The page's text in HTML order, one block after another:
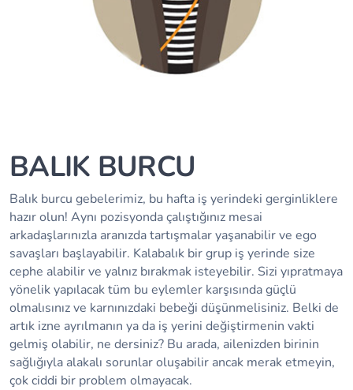
BALIK BURCU
Balık burcu gebelerimiz, bu hafta iş yerindeki gerginliklere
hazır olun! Aynı pozisyonda çalıştığınız mesai
arkadaşlarınızla aranızda tartışmalar yaşanabilir ve ego
savaşları başlayabilir. Kalabalık bir grup iş yerinde size
cephe alabilir ve yalnız bırakmak isteyebilir. Sizi yıpratmaya
yönelik yapılacak tüm bu eylemler karşısında güçlü
olmalısınız ve karnınızdaki bebeği düşünmelisiniz. Belki de
artık izne ayrılmanın ya da iş yerini değiştirmenin vakti
gelmiş olabilir, ne dersiniz? Bu arada, ailenizden birinin
sağlığıyla alakalı sorunlar oluşabilir ancak merak etmeyin,
çok ciddi bir problem olmayacak.